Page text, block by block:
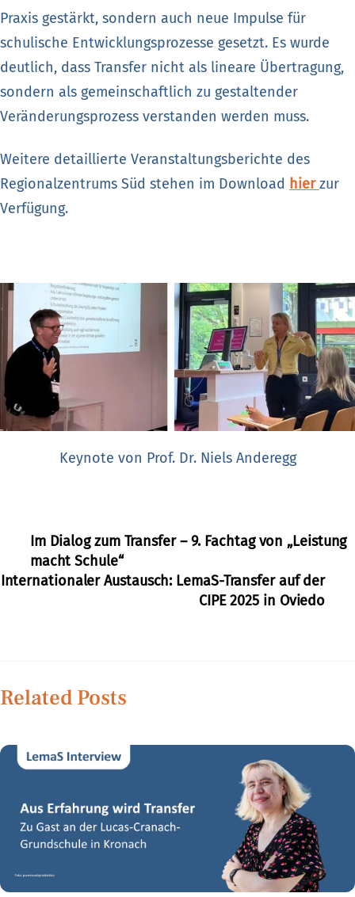
Praxis gestärkt, sondern auch neue Impulse für
schulische Entwicklungsprozesse gesetzt. Es wurde
deutlich, dass Transfer nicht als lineare Übertragung,
sondern als gemeinschaftlich zu gestaltender
Veränderungsprozess verstanden werden muss.
Weitere detaillierte Veranstaltungsberichte des
Regionalzentrums Süd stehen im Download hierzur
Verfügung.
Keynote von Prof. Dr. Niels Anderegg
Im Dialog zum Transfer – 9. Fachtag von „Leistung
macht Schule“
Internationaler Austausch: LemaS-Transfer auf der
CIPE 2025 in Oviedo
Related Posts